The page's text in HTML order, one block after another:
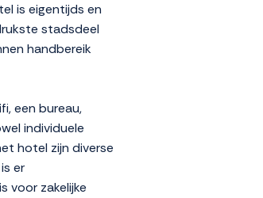
is eigentijds en
stadsdeel
handbereik
een bureau,
individuele
hotel zijn diverse
er
voor zakelijke